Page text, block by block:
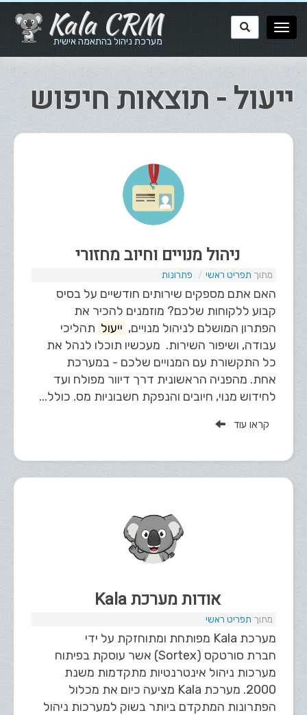
Kala CRM
מערכת ניהול בהתאמה אישית
ייעול - תוצאות חיפוש
ניהול מנויים וחיוב מחזורי
תפריט ראשי פתרונות
האם אתם מספקים שירותים חודשיים על בסיס
קבוע ללקוחות שלכם? מוזמנים להכיר את
הפתרון המושלם לניהול מנויים, ייעול תהליכי
עבודה, ושיפור השירות. מעכשיו תוכלו לנהל את
כל התקשורת עם המנויים שלכם - במערכת
אחת. מהפניה הראשונית דרך דיוור מפולח ועד
לחידוש מנוי, חיובים והנפקת חשבוניות מס. כולל...
קראו עוד
אודות מערכת Kala
תפריט ראשי
מערכת Kala מפותחת ומתוחזקת על ידי
חברת סורטקס (Sortex) אשר עוסקת בפיתוח
מערכות ניהול אינטרנטיות מתקדמות משנת
2000. מערכת Kala מציעה כיום את מכלול
הפתרונות המתקדם ביותר בשוק למערכות ניהול